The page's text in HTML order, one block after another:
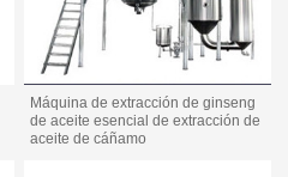
Máquina de extracción de ginseng
de aceite esencial de extracción de
aceite de cáñamo